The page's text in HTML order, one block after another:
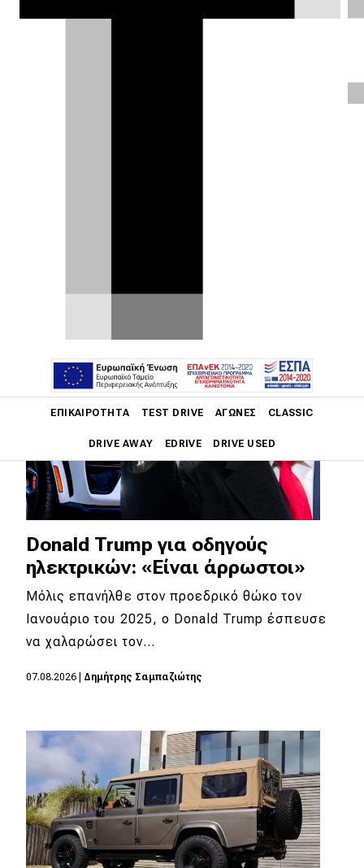
ΕΠΙΚΑΙΡΌΤΗΤΑ TEST DRIVE ΑΓΏΝΕΣ CLASSIC
DRIVE AWAY EDRIVE DRIVE USED
Main navigation
Επικαιρότητα
Νέα μοντέλα
Πρωτότυπα
Ελλάδα
Κόσμος
Απόψεις
Test Drive
Δοκιμή
Donald Trump για οδηγούς
ηλεκτρικών: «Είναι άρρωστοι»
Μόλις επανήλθε στον προεδρικό θώκο τον
Ιανουάριο του 2025, ο Donald Trump έσπευσε
να χαλαρώσει τον…
07.08.2026 Δημήτρης Σαμπαζιώτης